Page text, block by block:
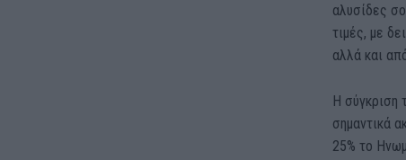
αλυσίδες
τιμές, με
αλλά και
Η σύγκριση
σημαντικά
25% το